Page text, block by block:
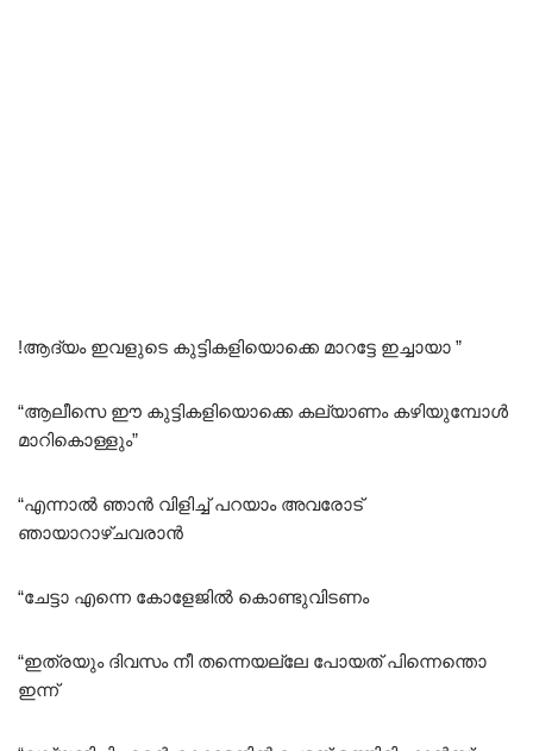
!ആദ്യം ഇവളുടെ കുട്ടികളിയൊക്കെ മാറട്ടേ ഇച്ചായാ ”
“ആലീസെ ഈ കുട്ടികളിയൊക്കെ കല്യാണം കഴിയുമ്പോൾ
മാറികൊള്ളും”
“എന്നാൽ ഞാൻ വിളിച്ച് പറയാം അവരോട്
ഞായാറാഴ്ചവരാൻ
“ചേട്ടാ എന്നെ കോളേജിൽ കൊണ്ടുവിടണം
“ഇത്രയും ദിവസം നീ തന്നെയല്ലേ പോയത് പിന്നെന്തൊ
ഇന്ന്